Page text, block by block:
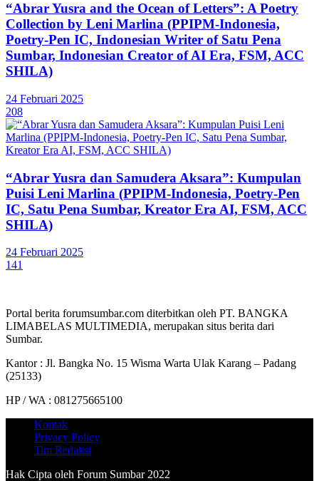
“Abrar Yusra and the Ocean of Letters”: A Poetry
Collection by Leni Marlina (PPIPM-Indonesia,
Poetry-Pen IC, Indonesian Writer of Satu Pena
Sumbar, Indonesian Creator of AI Era, FSM, ACC
SHILA)
24 Februari 2025
208
“Abrar Yusra dan Samudera Aksara”: Kumpulan
Puisi Leni Marlina (PPIPM-Indonesia, Poetry-Pen
IC, Satu Pena Sumbar, Kreator Era AI, FSM, ACC
SHILA)
24 Februari 2025
141
Portal berita forumsumbar.com diterbitkan oleh PT. BANGKA
LIMABELAS MULTIMEDIA, merupakan situs berita dari
Sumbar.
Kantor : Jl. Bangka No. 15 Wisma Warta Ulak Karang – Padang
(25133)
HP / WA : 081275665100
Kontak
Privacy Policy
Tim Redaksi
Hak Cipta oleh Forum Sumbar 2022